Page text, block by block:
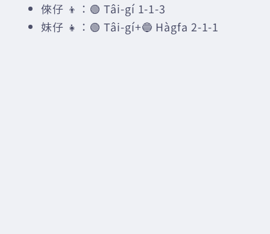
倈仔 👦：🟢 Tâi-gí 1-1-3
妹仔 👧：🟢 Tâi-gí+🔵 Hàgfa 2-1-1